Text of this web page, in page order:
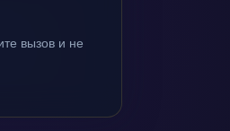
вызов и не